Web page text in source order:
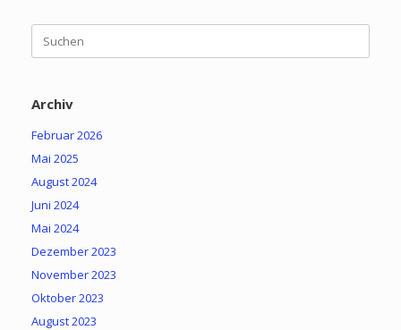
Suchen
nach:
Archiv
Februar 2026
Mai 2025
August 2024
Juni 2024
Mai 2024
Dezember 2023
November 2023
Oktober 2023
August 2023